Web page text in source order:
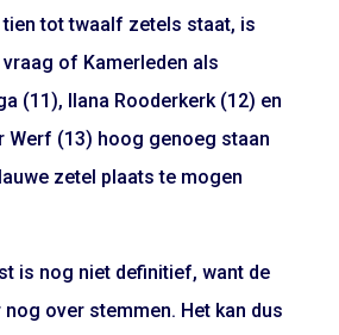
tot twaalf zetels staat, is
of Kamerleden als
(11), Ilana Rooderkerk (12) en
Werf (13) hoog genoeg staan
zetel plaats te mogen
is nog niet definitief, want de
over stemmen. Het kan dus